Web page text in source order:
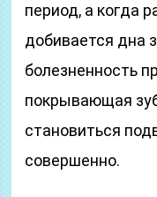
период, а когда
добивается дна
болезненность
покрывающая
становиться
совершенно.